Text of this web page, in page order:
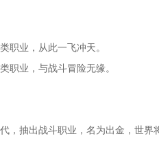
职业，从此一飞冲天。
职业，与战斗冒险无缘。
，抽出战斗职业，名为出金，世界